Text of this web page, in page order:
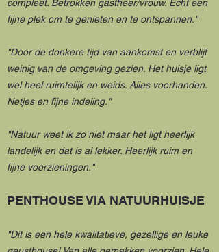
compleet. Betrokken gastheer/vrouw. Echt een
fijne plek om te genieten en te ontspannen."
"Door de donkere tijd van aankomst en verblijf
weinig van de omgeving gezien. Het huisje ligt
wel heel ruimtelijk en weids. Alles voorhanden.
Netjes en fijne indeling."
"Natuur weet ik zo niet maar het ligt heerlijk
landelijk en dat is al lekker. Heerlijk ruim en
fijne voorzieningen."
PENTHOUSE VIA NATUURHUISJE
"Dit is een hele kwalitatieve, gezellige en leuke